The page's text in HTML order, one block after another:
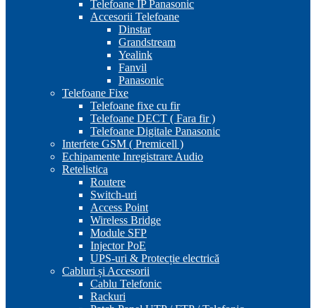
Telefoane IP Panasonic
Accesorii Telefoane
Dinstar
Grandstream
Yealink
Fanvil
Panasonic
Telefoane Fixe
Telefoane fixe cu fir
Telefoane DECT ( Fara fir )
Telefoane Digitale Panasonic
Interfete GSM ( Premicell )
Echipamente Inregistrare Audio
Retelistica
Routere
Switch-uri
Access Point
Wireless Bridge
Module SFP
Injector PoE
UPS-uri & Protecție electrică
Cabluri și Accesorii
Cablu Telefonic
Rackuri